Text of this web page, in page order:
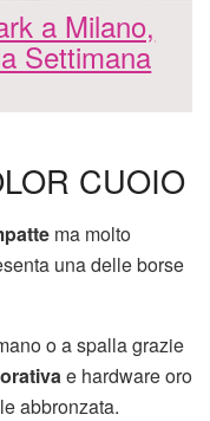
a Milano,
Settimana
CUOIO
ma molto
una delle borse
o a spalla grazie
e hardware oro
abbronzata.